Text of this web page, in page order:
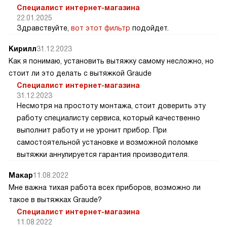
Специалист интернет-магазина
22.01.2025
Здравствуйте, вот этот фильтр подойдет.
Кирилл31.12.2023
Как я понимаю, установить вытяжку самому несложно, но
стоит ли это делать с вытяжкой Graude
Специалист интернет-магазина
31.12.2023
Несмотря на простоту монтажа, стоит доверить эту
работу специалисту сервиса, который качественно
выполнит работу и не уронит прибор. При
самостоятельной установке и возможной поломке
вытяжки аннулируется гарантия производителя.
Макар11.08.2022
Мне важна тихая работа всех приборов, возможно ли
такое в вытяжках Graude?
Специалист интернет-магазина
11.08.2022